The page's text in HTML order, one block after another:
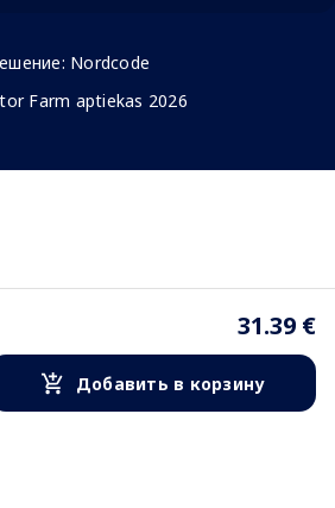
31.39 €
Добавить в корзину
Nordcode
Farm aptiekas 2026